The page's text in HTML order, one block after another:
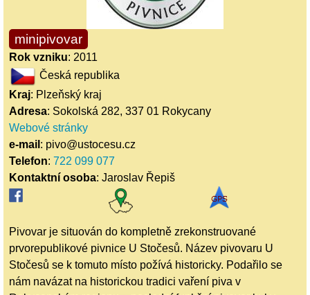
minipivovar
Rok vzniku: 2011
Česká republika
Kraj: Plzeňský kraj
Adresa: Sokolská 282, 337 01 Rokycany
Webové stránky
e-mail : pivo@ustocesu.cz
Telefon: 722 099 077
Kontaktní osoba: Jaroslav Řepiš
Pivovar je situován do kompletně zrekonstruované
prvorepublikové pivnice U Stočesů. Název pivovaru U
Stočesů se k tomuto místo požívá historicky. Podařilo se
nám navázat na historickou tradici vaření piva v